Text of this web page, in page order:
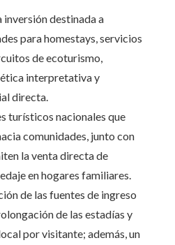
inversión destinada a
para homestays, servicios
de ecoturismo,
interpretativa y
directa.
turísticos nacionales que
comunidades, junto con
la venta directa de
en hogares familiares.
de las fuentes de ingreso
de las estadías y
por visitante; además, un